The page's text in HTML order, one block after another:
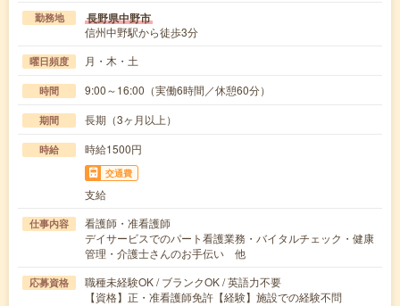
勤務地 長野県中野市
信州中野駅から徒歩3分
曜日頻度 月・木・土
時間 9:00～16:00（実働6時間／休憩60分）
期間 長期（3ヶ月以上）
時給 時給1500円
交通費
支給
仕事内容
看護師・准看護師
デイサービスでのパート看護業務・バイタルチェック・健康
管理・介護士さんのお手伝い 他
応募資格
職種未経験OK / ブランクOK / 英語力不要
【資格】正・准看護師免許【経験】施設での経験不問